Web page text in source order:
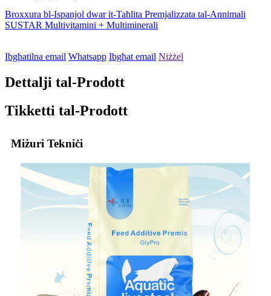
Broxxura bl-Ispanjol dwar it-Taħlita Premjalizzata tal-Annimali
SUSTAR Multivitamini + Multiminerali
Ibgħatilna email Whatsapp Ibgħat email Niżżel
Dettalji tal-Prodott
Tikketti tal-Prodott
Miżuri Tekniċi